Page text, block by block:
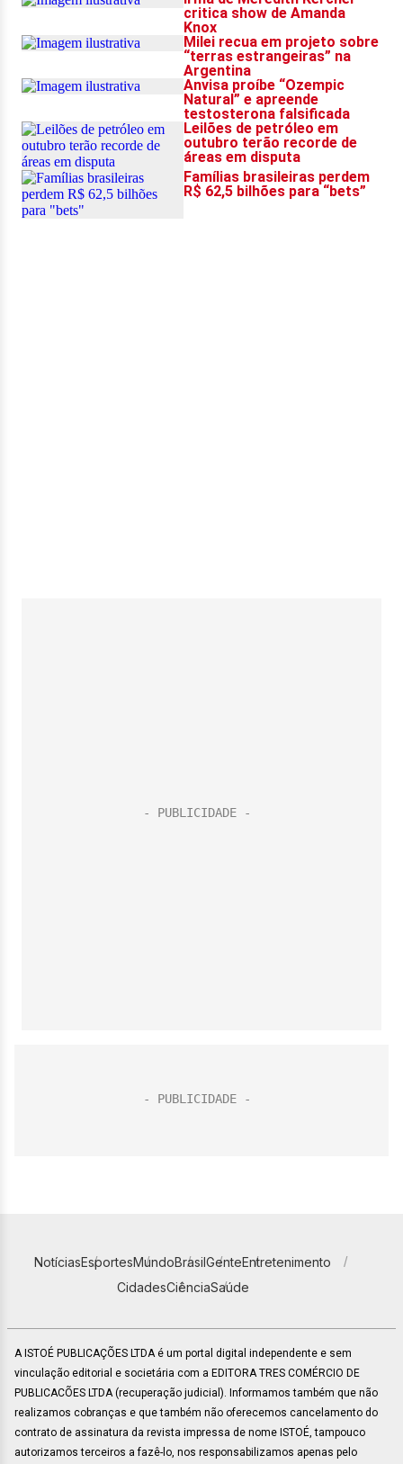
NotíciasEsportesMundoBrasilGenteEntretenimento
CidadesCiênciaSaúde
A ISTOÉ PUBLICAÇÕES LTDA é um portal digital independente e sem
vinculação editorial e societária com a EDITORA TRES COMÉRCIO DE
PUBLICACÕES LTDA (recuperação judicial). Informamos também que não
realizamos cobranças e que também não oferecemos cancelamento do
contrato de assinatura da revista impressa de nome ISTOÉ, tampouco
autorizamos terceiros a fazê-lo, nos responsabilizamos apenas pelo